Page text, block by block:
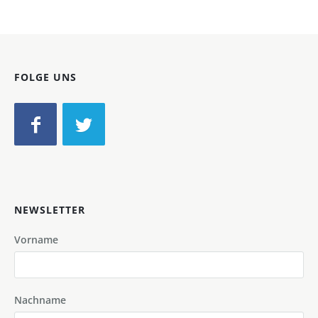
FOLGE UNS
NEWSLETTER
Vorname
Nachname